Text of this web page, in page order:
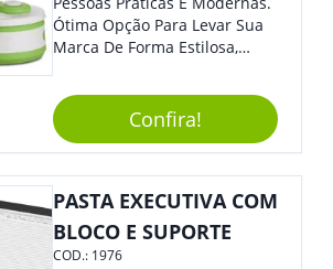
Ótima Opção Para Levar Sua
Marca De Forma Estilosa,
Empresa Em Eventos,
Reuniões Corporativas Ou Até
Mesmo Para Presentear
Colaboradores.
Confira!
PASTA EXECUTIVA COM
BLOCO E SUPORTE
COD.: 1976